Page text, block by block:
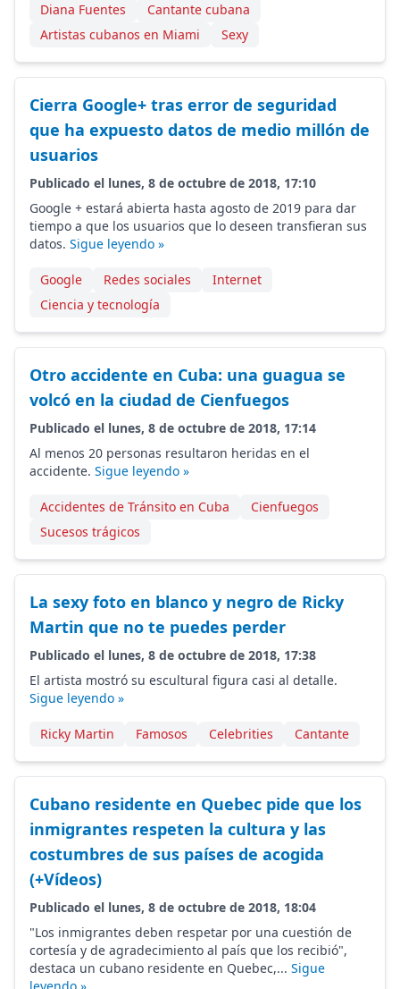
Diana Fuentes
Cantante cubana
Artistas cubanos en Miami
Sexy
Cierra Google+ tras error de seguridad
que ha expuesto datos de medio millón de
usuarios
Publicado el lunes, 8 de octubre de 2018, 17:10
Google + estará abierta hasta agosto de 2019 para dar
tiempo a que los usuarios que lo deseen transfieran sus
datos. Sigue leyendo »
Google Redes sociales
Internet
Ciencia y tecnología
Otro accidente en Cuba: una guagua se
volcó en la ciudad de Cienfuegos
Publicado el lunes, 8 de octubre de 2018, 17:14
Al menos 20 personas resultaron heridas en el
accidente. Sigue leyendo »
Accidentes de Tránsito en Cuba
Cienfuegos
Sucesos trágicos
La sexy foto en blanco y negro de Ricky
Martin que no te puedes perder
Publicado el lunes, 8 de octubre de 2018, 17:38
El artista mostró su escultural figura casi al detalle.
Sigue leyendo »
Ricky Martin Famosos Celebrities Cantante
Cubano residente en Quebec pide que los
inmigrantes respeten la cultura y las
costumbres de sus países de acogida
(+Vídeos)
Publicado el lunes, 8 de octubre de 2018, 18:04
"Los inmigrantes deben respetar por una cuestión de
cortesía y de agradecimiento al país que los recibió",
destaca un cubano residente en Quebec,... Sigue